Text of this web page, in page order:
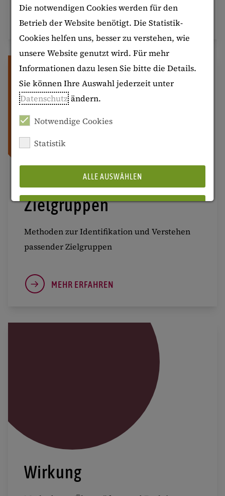
MEHR ERFAHREN
Zielgruppen
Methoden zur Identifikation und Verstehen
passender Zielgruppen
MEHR ERFAHREN
Wirkung
Die notwendigen Cookies werden für den
Betrieb der Website benötigt. Die Statistik-
Cookies helfen uns, besser zu verstehen, wie
unsere Website genutzt wird. Für mehr
Informationen dazu lesen Sie bitte die Details.
Sie können Ihre Auswahl jederzeit unter
Datenschutz ändern.
Notwendige Cookies
Statistik
ALLE AUSWÄHLEN
ABLEHNEN